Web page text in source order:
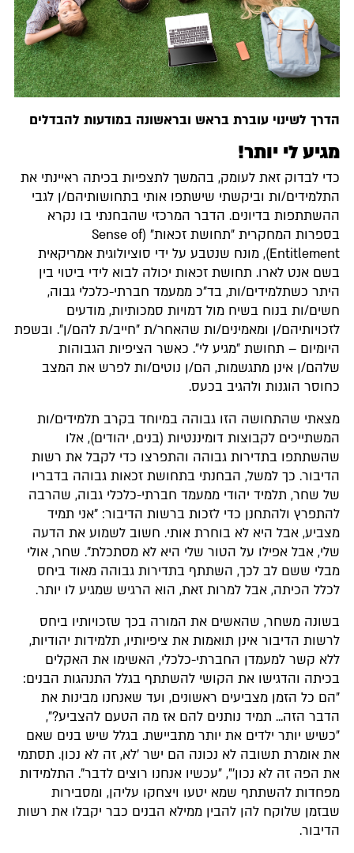
הדרך לשינוי עוברת בראש ובראשונה במודעות להבדלים
מגיע לי יותר!
כדי לבדוק זאת לעומק, בהמשך לתצפיות בכיתה ראיינתי את
התלמידים/ות וביקשתי שישתפו אותי בתחושותיהם/ן לגבי
ההשתתפות בדיונים. הדבר המרכזי שהבחנתי בו נקרא
בספרות המחקרית ״תחושת זכאות״ (Sense of
Entitlement), מונח שנטבע על ידי סוציולוגית אמריקאית
בשם אנט לארו. תחושת זכאות יכולה לבוא לידי ביטוי בין
היתר כשתלמידים/ות, בד״כ ממעמד חברתי-כלכלי גבוה,
חשים/ות בנוח בשיח מול דמויות סמכותיות, מודעים
לזכויותיהם/ן ומאמינים/ות שהאחר/ת ״חייב/ת להם/ן״. ובשפת
היומיום – תחושת ״מגיע לי״. כאשר הציפיות הגבוהות
שלהם/ן אינן מתגשמות, הם/ן נוטים/ות לפרש את המצב
כחוסר הוגנות ולהגיב בכעס.
מצאתי שהתחושה הזו גבוהה במיוחד בקרב תלמידים/ות
המשתייכים לקבוצות דומיננטיות (בנים, יהודים), אלו
שהשתתפו בתדירות גבוהה והתפרצו כדי לקבל את רשות
הדיבור. כך למשל, הבחנתי בתחושת זכאות גבוהה בדבריו
של שחר, תלמיד יהודי ממעמד חברתי-כלכלי גבוה, שהרבה
להתפרץ ולהתחנן כדי לזכות ברשות הדיבור: "אני תמיד
מצביע, אבל היא לא בוחרת אותי. חשוב לשמוע את הדעה
שלי, אבל אפילו על הטור שלי היא לא מסתכלת". שחר, אולי
מבלי ששם לב לכך, השתתף בתדירות גבוהה מאוד ביחס
לכלל הכיתה, אבל למרות זאת, הוא הרגיש שמגיע לו יותר.
בשונה משחר, שהאשים את המורה בכך שזכויותיו ביחס
לרשות הדיבור אינן תואמות את ציפיותיו, תלמידות יהודיות,
ללא קשר למעמדן החברתי-כלכלי, האשימו את האקלים
בכיתה והדגישו את הקושי להשתתף בגלל התנהגות הבנים:
״הם כל הזמן מצביעים ראשונים, ועד שאנחנו מבינות את
הדבר הזה... תמיד נותנים להם אז מה הטעם להצביע?״,
״כשיש יותר ילדים את יותר מתביישת. בגלל שיש בנים שאם
את אומרת תשובה לא נכונה הם ישר 'לא, זה לא נכון. תסתמי
את הפה זה לא נכון'״, ״עכשיו אנחנו רוצים לדבר". התלמידות
מפחדות להשתתף שמא יטעו ויצחקו עליהן, ומסבירות
שבזמן שלוקח להן להבין ממילא הבנים כבר יקבלו את רשות
הדיבור.